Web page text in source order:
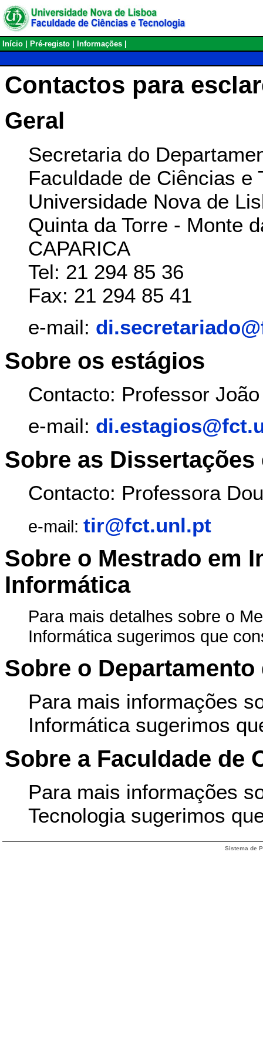
Início Pré-registo Informações
Contactos para
Geral
Secretaria do
Faculdade de Ciências e
Universidade Nova de
Quinta da Torre - Monte
CAPARICA
Tel: 21 294 85 36
Fax: 21 294 85 41
e-mail:
Sobre os estágios
Contacto: Professor
e-mail:
Sobre as
Contacto: Professora
e-mail: tir@fct.unl.pt
Sobre o Mestrado em
Informática
Para mais detalhes sobre o
Informática sugerimos que
Sobre o
Para mais informações
Informática sugerimos
Sobre a Faculdade de
Para mais informações
Tecnologia sugerimos
Sistema de